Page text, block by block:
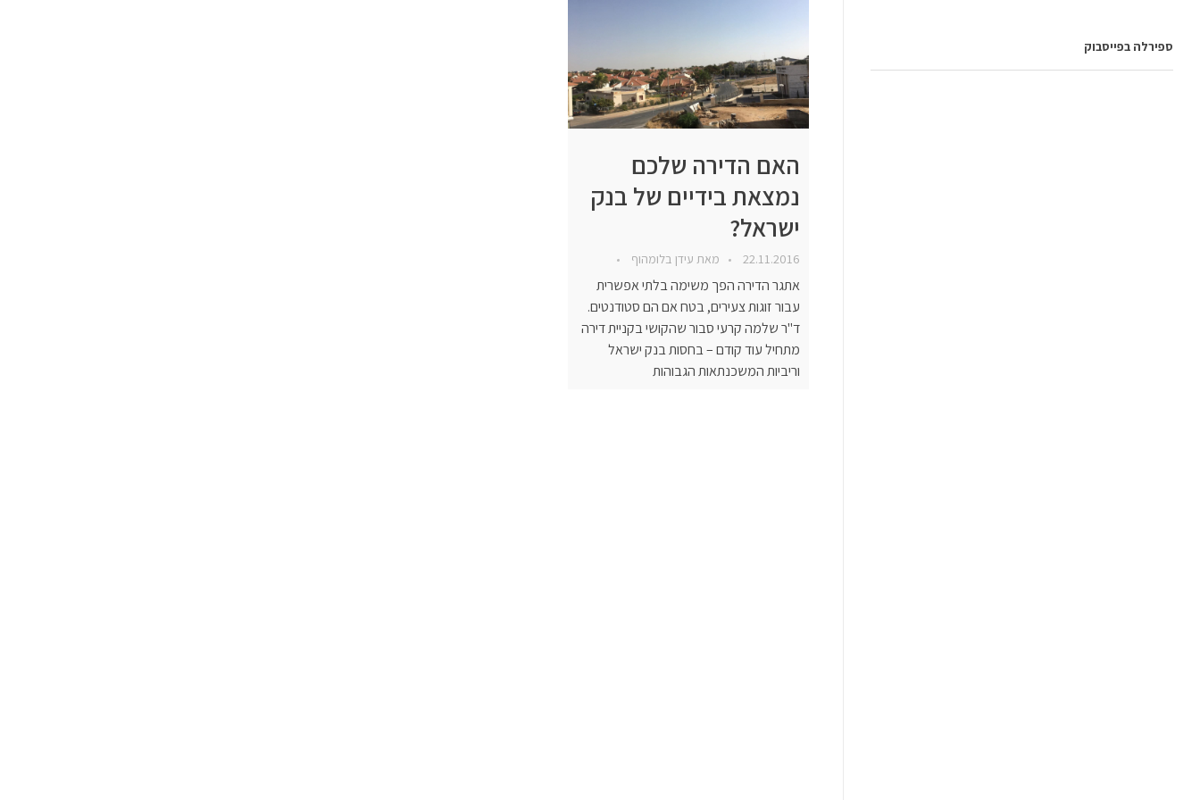
האם הדירה שלכם
נמצאת בידיים של בנק
ישראל?
22.11.2016 מאת עידן בלומהוף
אתגר הדירה הפך משימה בלתי אפשרית
עבור זוגות צעירים, בטח אם הם סטודנטים.
ד"ר שלמה קרעי סבור שהקושי בקניית דירה
מתחיל עוד קודם – בחסות בנק ישראל
וריביות המשכנתאות הגבוהות
ספירלה בפייסבוק